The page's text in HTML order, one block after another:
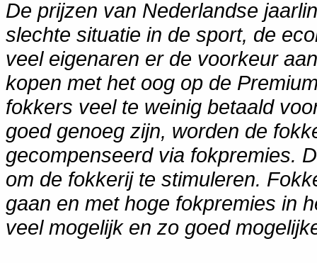
De prijzen van Nederlandse
slechte situatie in de sport, de
veel eigenaren er de voorkeur
kopen met het oog op de
fokkers veel te weinig betaald
goed genoeg zijn, worden de
gecompenseerd via fokpremies.
om de fokkerij te stimuleren.
gaan en met hoge fokpremies in
veel mogelijk en zo goed